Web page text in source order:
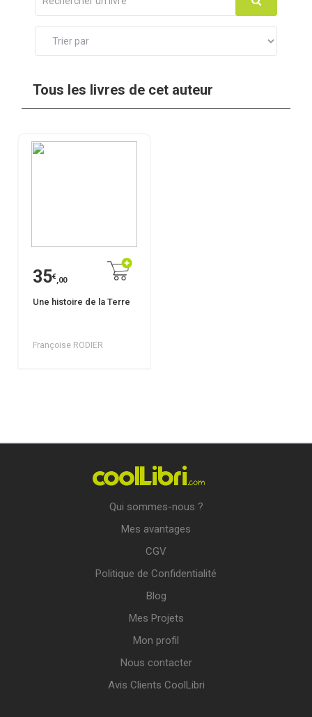
Tous les livres de cet auteur
35€,00
Une histoire de la Terre
Françoise RODIER
Qui sommes-nous ?
Mes avantages
CGV
Politique de Confidentialité
Blog
Mes Projets
Mon profil
Nous contacter
Avis Clients CoolLibri